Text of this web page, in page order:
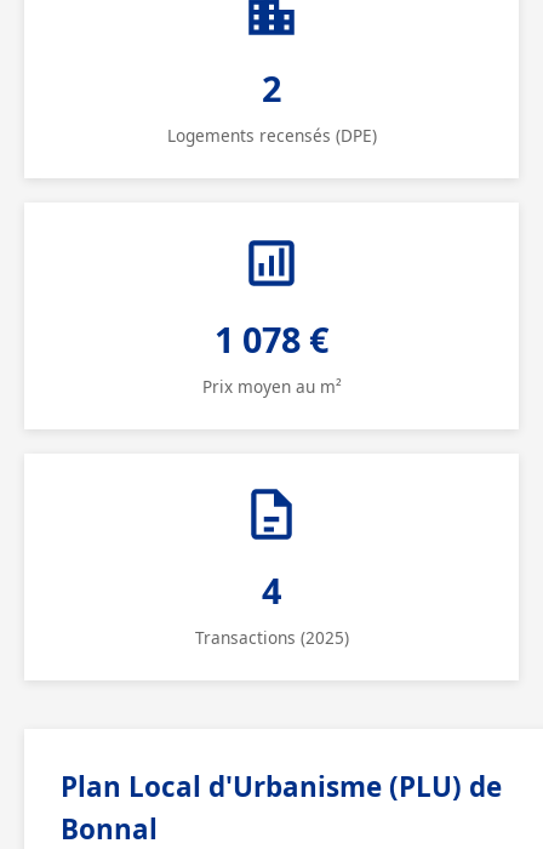
2
Logements recensés (DPE)
1 078 €
Prix moyen au m²
4
Transactions (2025)
Plan Local d'Urbanisme (PLU) de
Bonnal